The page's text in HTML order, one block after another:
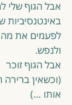
אבל הגוף שלי
לפעמים את מה
ולנפש.
אבל הגוף זוכר
(וכשאין ברירה
אותו …)